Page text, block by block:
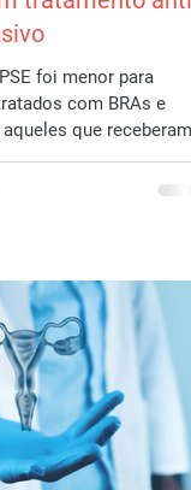
foi menor para
com BRAs e
que receberam
dos canais de